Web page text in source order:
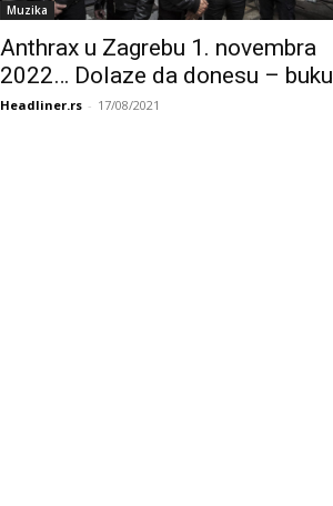
Muzika
Anthrax u Zagrebu 1. novembra
2022… Dolaze da donesu – buku
Headliner.rs - 17/08/2021